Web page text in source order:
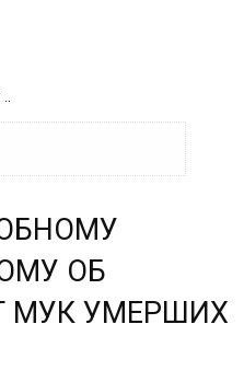
БЕЗ
смертью и
Великому об
ОБ
МУК УМЕРШИХ